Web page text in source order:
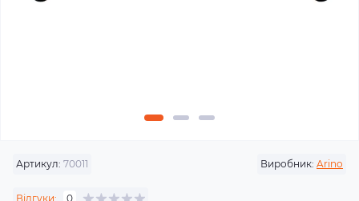
Артикул: 70011 Виробник: Arino
Відгуки: 0